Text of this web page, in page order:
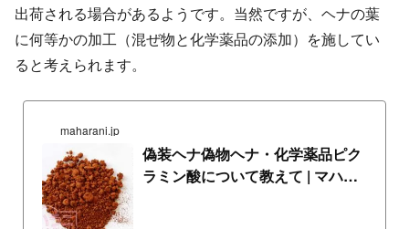
出荷される場合があるようです。当然ですが、ヘナの葉
に何等かの加工（混ぜ物と化学薬品の添加）を施してい
ると考えられます。
maharani.jp
偽装ヘナ偽物ヘナ・化学薬品ピク
ラミン酸について教えて | マハラ